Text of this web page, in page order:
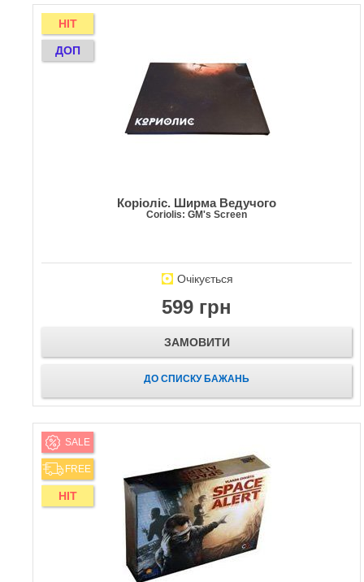
HIT
ДОП
Коріоліс. Ширма Ведучого
Coriolis: GM's Screen
Очікується
599 грн
ЗАМОВИТИ
ДО СПИСКУ БАЖАНЬ
SALE
FREE
HIT